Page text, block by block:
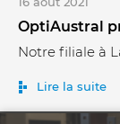
OptiAustral
Notre filiale à
Lire la suite